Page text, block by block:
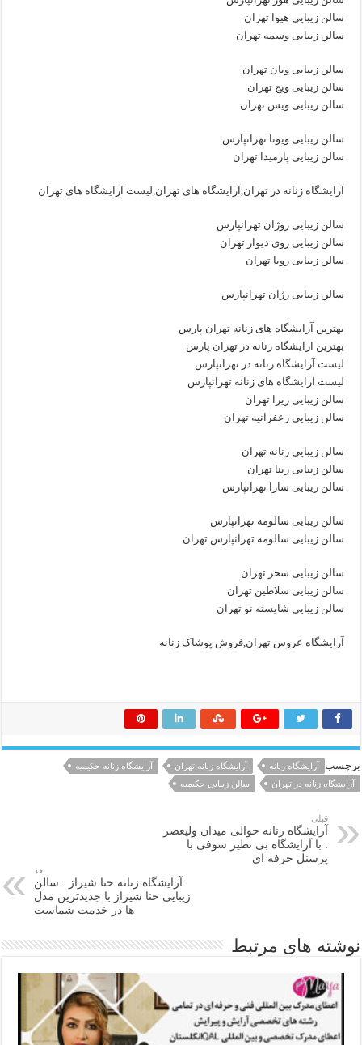
سالن زیبایی هیوا تهران
سالن زیبایی وسمه تهران
سالن زیبایی ویان تهران
سالن زیبایی ویج تهران
سالن زیبایی ویس تهران
سالن زیبایی ویونا تهرانپارس
سالن زیبایی پارمیدا تهران
آرایشگاه زنانه در تهران,آرایشگاه های تهران,لیست آرایشگاه های تهران
سالن زیبایی روژان تهرانپارس
سالن زیبایی روی دیوار تهران
سالن زیبایی رویا تهران
سالن زیبایی رژان تهرانپارس
بهترین آرایشگاه های زنانه تهران پارس
بهترین ارایشگاه زنانه در تهران پارس
لیست آرایشگاه زنانه در تهرانپارس
لیست آرایشگاه های زنانه تهرانپارس
سالن زیبایی ریرا تهران
سالن زیبایی زعفرانیه تهران
سالن زیبایی زنانه تهران
سالن زیبایی زینا تهران
سالن زیبایی سارا تهرانپارس
سالن زیبایی سالومه تهرانپارس
سالن زیبایی سالومه تهرانپارس تهران
سالن زیبایی سحر تهران
سالن زیبایی سلاطین تهران
سالن زیبایی شایسته نو تهران
آرایشگاه عروس تهران,فروش پوشاک زنانه
برچسب آرایشگاه زنانه آرایشگاه زنانه تهران
آرایشگاه زنانه حکیمیه
آرایشگاه زنانه در تهران
سالن زیبایی حکیمیه
قبلی
آرایشگاه زنانه حوالی میدان ولیعصر
: با آرایشگاه بی نظیر سوفی با
پرسنل حرفه ای
بعد
آرایشگاه زنانه حنا شیراز : سالن
زیبایی حنا شیراز با جدیدترین مدل
ها در خدمت شماست
نوشته های مرتبط